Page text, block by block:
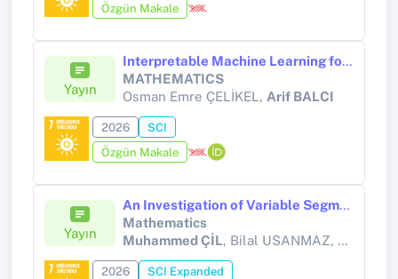
Özgün Makale
Yayın
Interpretable Machine Learning for Process Parameter Analysis in Arc-Driven Powder Bed Fusion of 316L Stainless Steel
MATHEMATICS
Osman Emre ÇELİKEL, Arif BALCI
2026
SCI
Özgün Makale
Yayın
An Investigation of Variable Segmental Inertial Parameters in Manual Load Lifting: A Genetic Algorithm-Based Inverse Dynamics Approach
Mathematics
Muhammed ÇİL, Bilal USANMAZ, Ömer GÜNDOĞDU
2026
SCI Expanded